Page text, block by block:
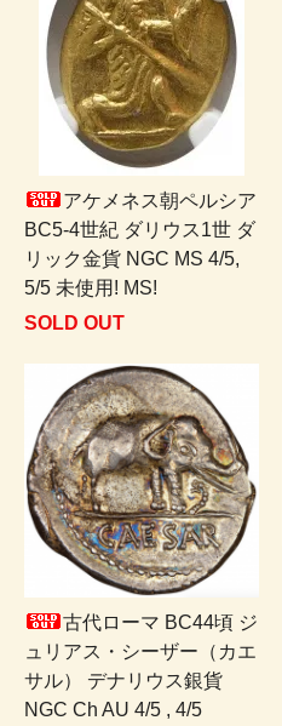
アケメネス朝ペルシア
BC5-4世紀 ダリウス1世 ダ
リック金貨 NGC MS 4/5,
5/5 未使用! MS!
SOLD OUT
古代ローマ BC44頃 ジ
ュリアス・シーザー（カエ
サル） デナリウス銀貨
NGC Ch AU 4/5 , 4/5